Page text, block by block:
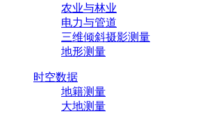
农业与林业
电力与管道
三维倾斜摄影测量
地形测量
时空数据
地籍测量
大地测量